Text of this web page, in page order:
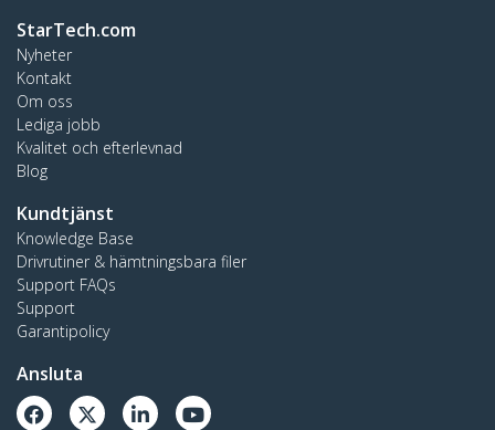
StarTech.com
Nyheter
Kontakt
Om oss
Lediga jobb
Kvalitet och efterlevnad
Blog
Kundtjänst
Knowledge Base
Drivrutiner & hämtningsbara filer
Support FAQs
Support
Garantipolicy
Ansluta